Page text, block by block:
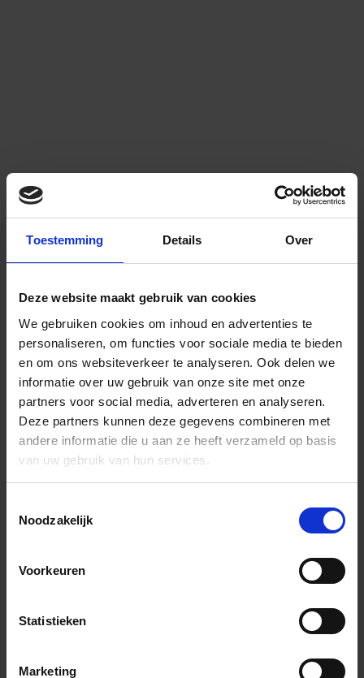
Toestemming Details Over
Deze website maakt gebruik van cookies
We gebruiken cookies om inhoud en advertenties te
personaliseren, om functies voor sociale media te bieden
en om ons websiteverkeer te analyseren. Ook delen we
informatie over uw gebruik van onze site met onze
partners voor social media, adverteren en analyseren.
Deze partners kunnen deze gegevens combineren met
andere informatie die u aan ze heeft verzameld op basis
van uw gebruik van hun services.
Noodzakelijk
Voorkeuren
Statistieken
Marketing